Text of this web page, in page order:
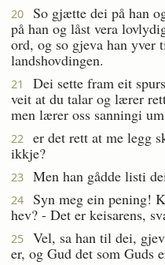
20
So gjætte dei på han
på han og låst vera
ord, og so gjeva han yver
landshovdingen.
21
Dei sette fram eit
veit at du talar og lærer
men lærer oss sanningi
22
er det rett at me legg
ikkje?
23 Men han gådde listi
24
Syn meg ein pening!
hev? - Det er keisarens,
25
Vel, sa han til dei,
er, og Gud det som Guds